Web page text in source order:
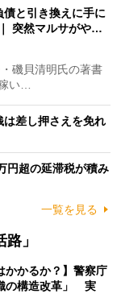
債と引き換えに手に
突然マルサがや…
磯貝清明氏の著書
い…
差し押さえを免れ
円超の延滞税が積み
一覧を見る
」
かかるか？】警察庁
の構造改革」 実